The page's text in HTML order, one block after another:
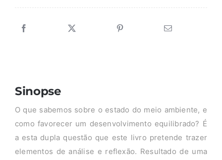
Sinopse
O que sabemos sobre o estado do meio ambiente, e
como favorecer um desenvolvimento equilibrado? É
a esta dupla questão que este livro pretende trazer
elementos de análise e reflexão. Resultado de uma